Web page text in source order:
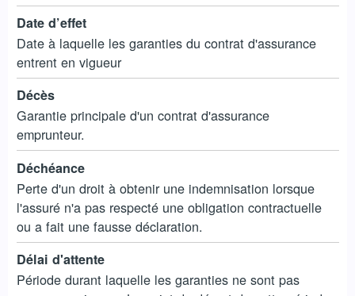
Date d’effet
Date à laquelle les garanties du contrat d'assurance
entrent en vigueur
Décès
Garantie principale d'un contrat d'assurance
emprunteur.
Déchéance
Perte d'un droit à obtenir une indemnisation lorsque
l'assuré n'a pas respecté une obligation contractuelle
ou a fait une fausse déclaration.
Délai d'attente
Période durant laquelle les garanties ne sont pas